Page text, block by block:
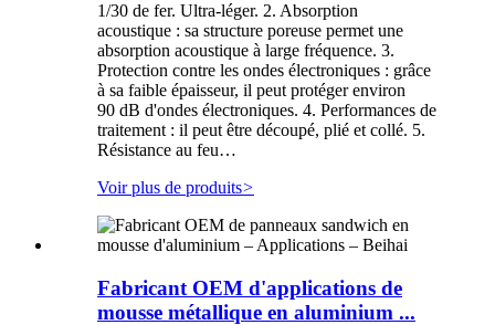
1/30 de fer. Ultra-léger. 2. Absorption
acoustique : sa structure poreuse permet une
absorption acoustique à large fréquence. 3.
Protection contre les ondes électroniques : grâce
à sa faible épaisseur, il peut protéger environ
90 dB d'ondes électroniques. 4. Performances de
traitement : il peut être découpé, plié et collé. 5.
Résistance au feu…
Voir plus de produits>
Fabricant OEM d'applications de
mousse métallique en aluminium ...